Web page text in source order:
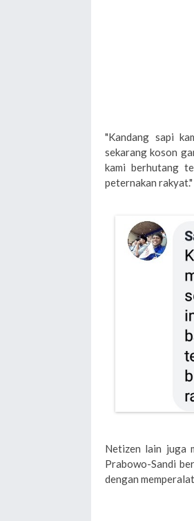
"Kandang sapi
sekarang koson
kami berhutang
peternakan
Netizen lain juga
Prabowo-Sandi
dengan